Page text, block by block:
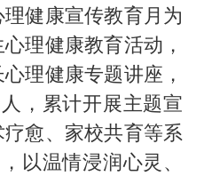
酒店花洒现排泄物住客索赔遭拒
全市有序停课
全民健身 共筑健康中国
健康宣传教育月为
理健康教育活动，
理健康专题讲座，
，累计开展主题宣
愈、家校共育等系
以温情浸润心灵、